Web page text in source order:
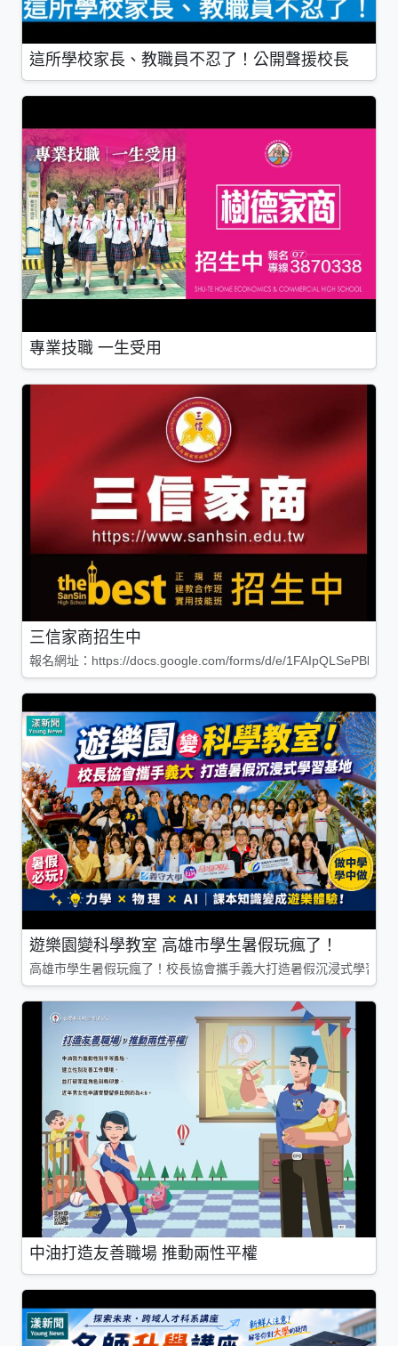
這所學校家長、教職員不忍了！公開聲援校長
專業技職 一生受用
三信家商招生中
報名網址：https://docs.google.com/forms/d/e/
遊樂園變科學教室 高雄市學生暑假玩瘋了！
高雄市學生暑假玩瘋了！校長協會攜手義大打造暑假沉浸式學習基
中油打造友善職場 推動兩性平權